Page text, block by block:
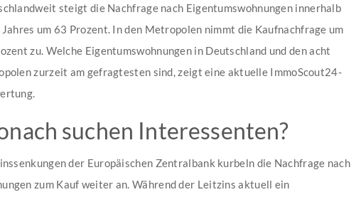
steigt die Nachfrage nach Eigentumswohnungen innerhalb
Jahres um 63 Prozent. In den Metropolen nimmt die Kaufnachfrage um
zu. Welche Eigentumswohnungen in Deutschland und den acht
zurzeit am gefragtesten sind, zeigt eine aktuelle ImmoScout24-
suchen Interessenten?
der Europäischen Zentralbank kurbeln die Nachfrage nach
zum Kauf weiter an. Während der Leitzins aktuell ein